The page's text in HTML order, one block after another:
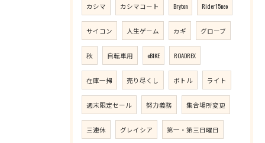
カシマ カシマコート Bryton Rider15neo
サイコン 人生ゲーム カギ グローブ
秋 自転車用 eBIKE ROADREX
在庫一掃 売り尽くし ボトル ライト
週末限定セール 努力義務 集合場所変更
三連休 グレイシア 第一・第三日曜日